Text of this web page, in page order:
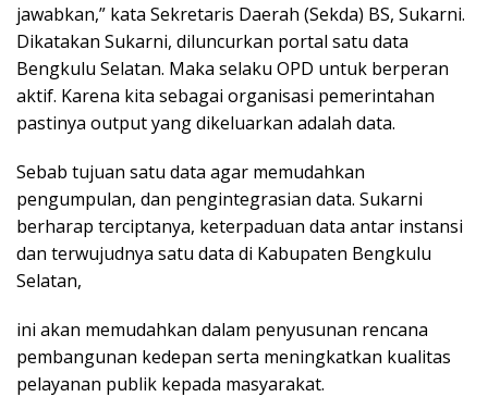
jawabkan,” kata Sekretaris Daerah (Sekda) BS, Sukarni.
Dikatakan Sukarni, diluncurkan portal satu data
Bengkulu Selatan. Maka selaku OPD untuk berperan
aktif. Karena kita sebagai organisasi pemerintahan
pastinya output yang dikeluarkan adalah data.
Sebab tujuan satu data agar memudahkan
pengumpulan, dan pengintegrasian data. Sukarni
berharap terciptanya, keterpaduan data antar instansi
dan terwujudnya satu data di Kabupaten Bengkulu
Selatan,
ini akan memudahkan dalam penyusunan rencana
pembangunan kedepan serta meningkatkan kualitas
pelayanan publik kepada masyarakat.